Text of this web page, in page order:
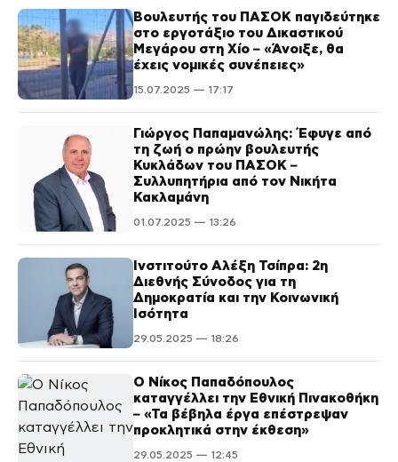
Βουλευτής του ΠΑΣΟΚ παγιδεύτηκε
στο εργοτάξιο του Δικαστικού
Μεγάρου στη Χίο – «Άνοιξε, θα
έχεις νομικές συνέπειες»
15.07.2025 — 17:17
Γιώργος Παπαμανώλης: Έφυγε από
τη ζωή ο πρώην βουλευτής
Κυκλάδων του ΠΑΣΟΚ –
Συλλυπητήρια από τον Νικήτα
Κακλαμάνη
01.07.2025 — 13:26
Ινστιτούτο Αλέξη Τσίπρα: 2η
Διεθνής Σύνοδος για τη
Δημοκρατία και την Κοινωνική
Ισότητα
29.05.2025 — 18:26
Ο Νίκος Παπαδόπουλος
καταγγέλλει την Εθνική Πινακοθήκη
– «Τα βέβηλα έργα επέστρεψαν
προκλητικά στην έκθεση»
29.05.2025 — 12:45